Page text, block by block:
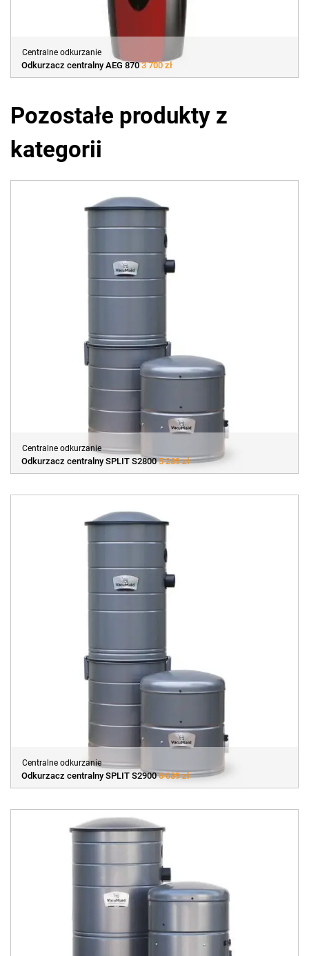
Centralne odkurzanie
Odkurzacz centralny AEG 8703 700 zł
Pozostałe produkty z
kategorii
Centralne odkurzanie
Odkurzacz centralny SPLIT S28005 289 zł
Centralne odkurzanie
Odkurzacz centralny SPLIT S29006 089 zł